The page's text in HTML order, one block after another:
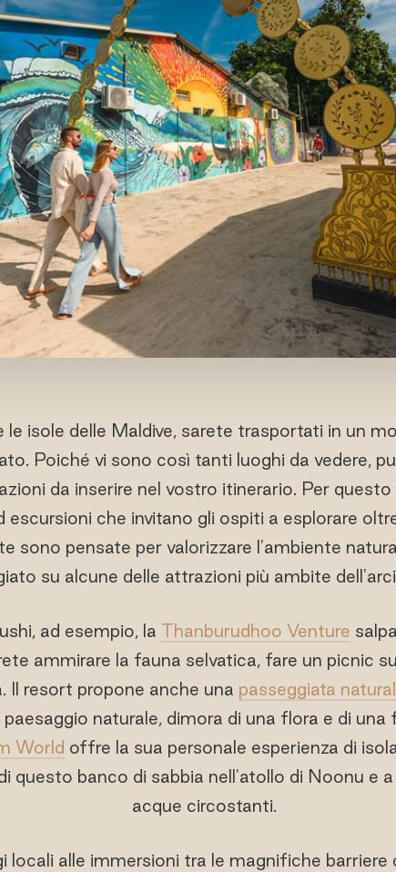
isole delle Maldive, sarete trasportati in un
Poiché vi sono così tanti luoghi da vedere,
da inserire nel vostro itinerario. Per
escursioni che invitano gli ospiti a esplorare
sono pensate per valorizzare l'ambiente
su alcune delle attrazioni più ambite
ad esempio, la Thanburudhoo Venture
ammirare la fauna selvatica, fare un picnic
Il resort propone anche una passeggiata
naturale, dimora di una flora e di una
World offre la sua personale esperienza di
questo banco di sabbia nell'atollo di Noonu e
acque circostanti.
locali alle immersioni tra le magnifiche barriere